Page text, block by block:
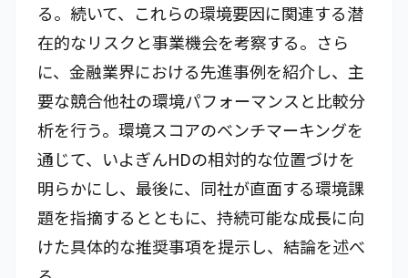
る。続いて、これらの環境要因に関連する潜
在的なリスクと事業機会を考察する。さら
に、金融業界における先進事例を紹介し、主
要な競合他社の環境パフォーマンスと比較分
析を行う。環境スコアのベンチマーキングを
通じて、いよぎんHDの相対的な位置づけを
明らかにし、最後に、同社が直面する環境課
題を指摘するとともに、持続可能な成長に向
けた具体的な推奨事項を提示し、結論を述べ